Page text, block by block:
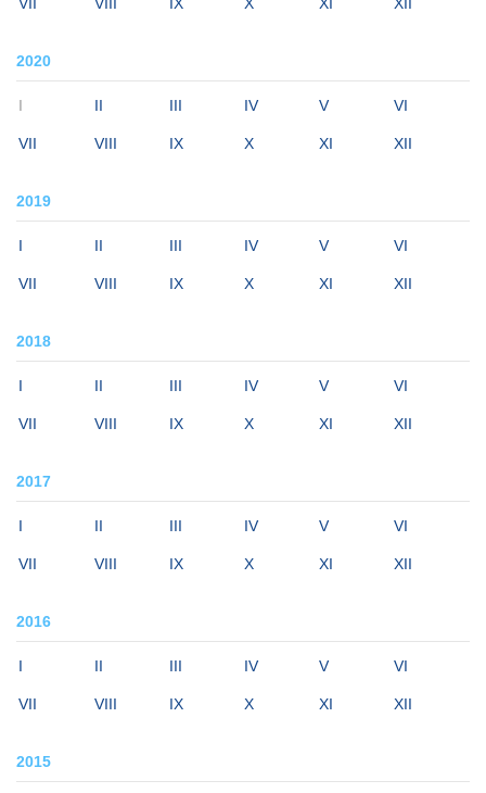
2020
I II III IV V VI
VII VIII IX X XI XII
2019
I II III IV V VI
VII VIII IX X XI XII
2018
I II III IV V VI
VII VIII IX X XI XII
2017
I II III IV V VI
VII VIII IX X XI XII
2016
I II III IV V VI
VII VIII IX X XI XII
2015